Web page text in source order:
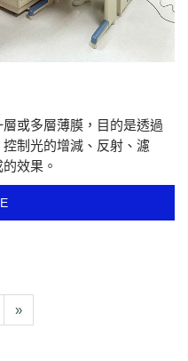
或多層薄膜，目的是透過
制光的增減、反射、濾
效果。
»